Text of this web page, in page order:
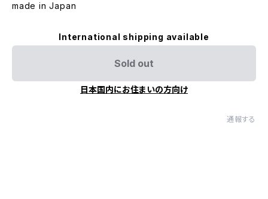
made in Japan
International shipping available
Sold out
日本国内にお住まいの方向け
通報する